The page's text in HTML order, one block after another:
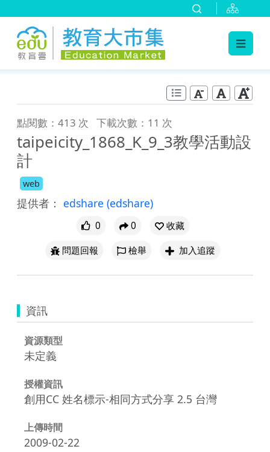
點閱數：413 次 下載次數：11 次
taipeicity_1868_K_9_3教學活動設
計
web
提供者： edshare (edshare)
0 0
收藏
問題回報
檢舉 加入追蹤
資訊
資源類型
未定義
授權資訊
創用CC 姓名標示-相同方式分享 2.5 台灣
上傳時間
2009-02-22